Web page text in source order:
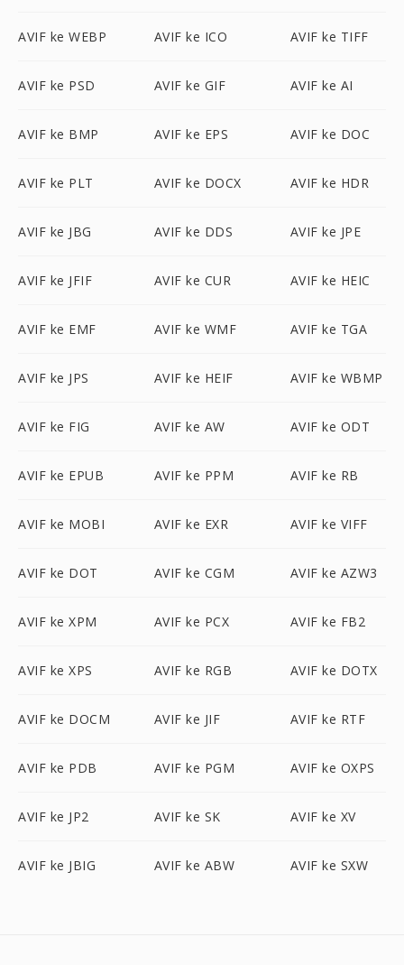
AVIF ke WEBP AVIF ke ICO AVIF ke TIFF
AVIF ke PSD AVIF ke GIF AVIF ke AI
AVIF ke BMP AVIF ke EPS AVIF ke DOC
AVIF ke PLT AVIF ke DOCX AVIF ke HDR
AVIF ke JBG AVIF ke DDS AVIF ke JPE
AVIF ke JFIF AVIF ke CUR AVIF ke HEIC
AVIF ke EMF AVIF ke WMF AVIF ke TGA
AVIF ke JPS AVIF ke HEIF AVIF ke WBMP
AVIF ke FIG AVIF ke AW AVIF ke ODT
AVIF ke EPUB AVIF ke PPM AVIF ke RB
AVIF ke MOBI AVIF ke EXR AVIF ke VIFF
AVIF ke DOT AVIF ke CGM AVIF ke AZW3
AVIF ke XPM AVIF ke PCX AVIF ke FB2
AVIF ke XPS AVIF ke RGB AVIF ke DOTX
AVIF ke DOCM AVIF ke JIF AVIF ke RTF
AVIF ke PDB AVIF ke PGM AVIF ke OXPS
AVIF ke JP2 AVIF ke SK AVIF ke XV
AVIF ke JBIG AVIF ke ABW AVIF ke SXW